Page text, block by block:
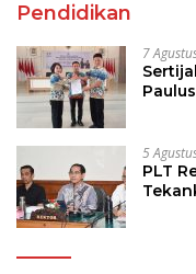
Pendidikan
7
5
PLT